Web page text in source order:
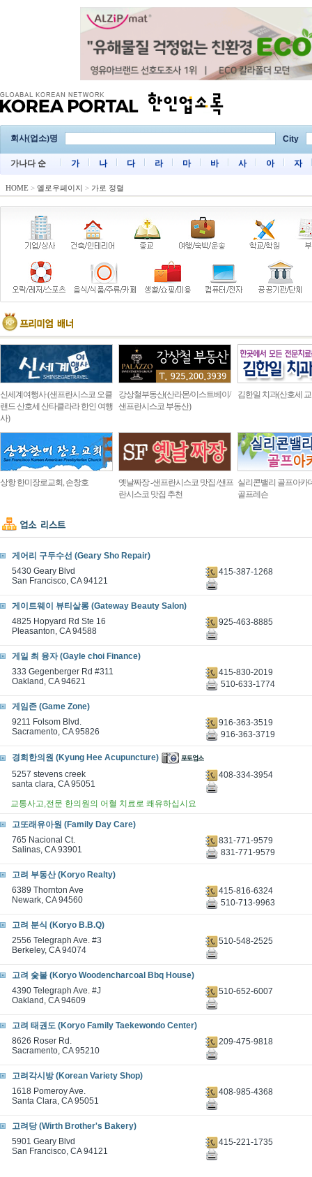
회사(업소)명 City
가나다 순 가 나 다 라 마 바 사 아 자
HOME > 옐로우페이지 > 가로 정렬
신세계여행사 (샌프란시스코 오클
랜드 산호세 산타클라라 한인 여행
사)
강상철부동산(산라몬/이스트베이/
샌프란시스코 부동산)
김한일 치과(산호세
상항 한미장로교회, 손창호
옛날짜장 -샌프란시스코 맛집 /샌프
란시스코 맛집 추천
실리콘밸리 골프아카
골프레슨
게어리 구두수선 (Geary Sho Repair)
5430 Geary Blvd
San Francisco, CA 94121
415-387-1268
게이트웨이 뷰티살롱 (Gateway Beauty Salon)
4825 Hopyard Rd Ste 16
Pleasanton, CA 94588
925-463-8885
게일 최 융자 (Gayle choi Finance)
333 Gegenberger Rd #311
Oakland, CA 94621
415-830-2019
510-633-1774
게임존 (Game Zone)
9211 Folsom Blvd.
Sacramento, CA 95826
916-363-3519
916-363-3719
경희한의원 (Kyung Hee Acupuncture)
5257 stevens creek
santa clara, CA 95051
408-334-3954
교통사고,전문 한의원의 어혈 치료로 쾌유하십시요
고또래유아원 (Family Day Care)
765 Nacional Ct.
Salinas, CA 93901
831-771-9579
831-771-9579
고려 부동산 (Koryo Realty)
6389 Thornton Ave
Newark, CA 94560
415-816-6324
510-713-9963
고려 분식 (Koryo B.B.Q)
2556 Telegraph Ave. #3
Berkeley, CA 94074
510-548-2525
고려 숯불 (Koryo Woodencharcoal Bbq House)
4390 Telegraph Ave. #J
Oakland, CA 94609
510-652-6007
고려 태권도 (Koryo Family Taekewondo Center)
8626 Roser Rd.
Sacramento, CA 95210
209-475-9818
고려각시방 (Korean Variety Shop)
1618 Pomeroy Ave.
Santa Clara, CA 95051
408-985-4368
고려당 (Wirth Brother's Bakery)
5901 Geary Blvd
San Francisco, CA 94121
415-221-1735